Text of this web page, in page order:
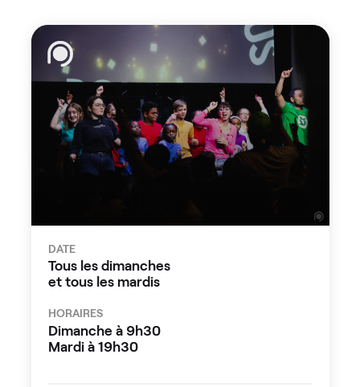
DATE
Tous les dimanches
et tous les mardis
HORAIRES
Dimanche à 9h30
Mardi à 19h30